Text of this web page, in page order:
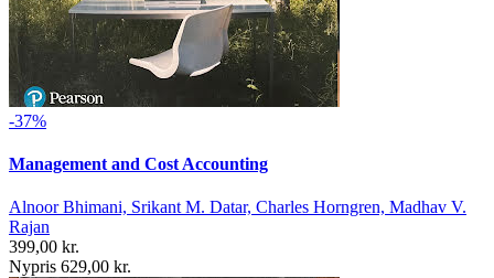
-37%
Management and Cost Accounting
Alnoor Bhimani, Srikant M. Datar, Charles Horngren, Madhav V.
Rajan
399,00 kr.
Nypris 629,00 kr.